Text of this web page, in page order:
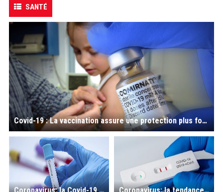
SANTÉ
Covid-19 : La vaccination assure une protection plus forte qu'une infection antérieure ; les USA valident l’inoculation des 5-11 ans